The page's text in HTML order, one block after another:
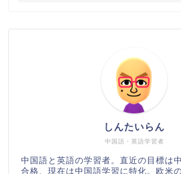
中国語・英語学習者
しんたいらん
中国語と英語の学習者。直近の目標は
合格、現在は中国語学習に特化。欧米